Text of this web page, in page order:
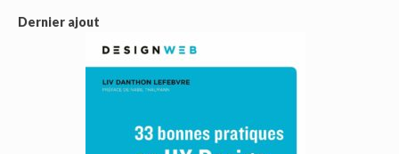
Dernier ajout